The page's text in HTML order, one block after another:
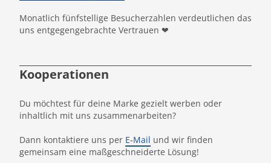
Monatlich fünfstellige Besucherzahlen verdeutlichen das
uns entgegengebrachte Vertrauen ❤
Kooperationen
Du möchtest für deine Marke gezielt werben oder
inhaltlich mit uns zusammenarbeiten?
Dann kontaktiere uns per E-Mail und wir finden
gemeinsam eine maßgeschneiderte Lösung!